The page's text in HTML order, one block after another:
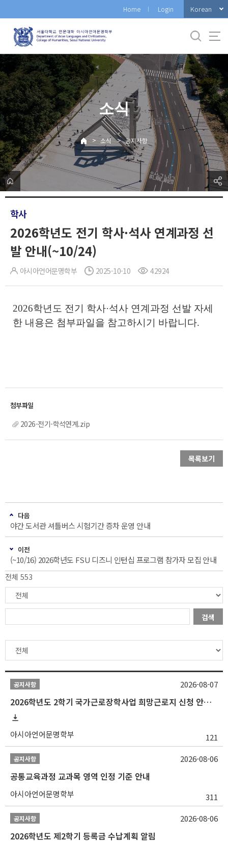
로
메
뉴
Home Login Korean
소식
> 소식 > 공지사항
학사
2026학년도 전기 학사·석사 연계과정 선
발 안내(~10/24)
아시아언어문명학부 2025-10-10 42924
2026학년도 전기 학사·석사 연계과정 선발 자세
한 내용은 첨부파일을 참고하시기 바랍니다.
2026-전기-학석연계.zip
목록보기
다음
야간 도서관 셔틀버스 시험기간 증차 운영 안내
이전
(~10/16) 2026학년도 FSU 디즈니 인턴십 프로그램 참가자 모집 안내
전체 553
검색
공지사항
2026학년도 2학기 국가근로장학사업 희망근로지 신청 안내
아시아언어문명학부 121
2026-08-07
공지사항
공통교육과정 교과목 영역 인정 기준 안내
아시아언어문명학부 311
2026-08-06
공지사항
2026학년도 제2학기 등록금 수납계획 알림
2026-08-06